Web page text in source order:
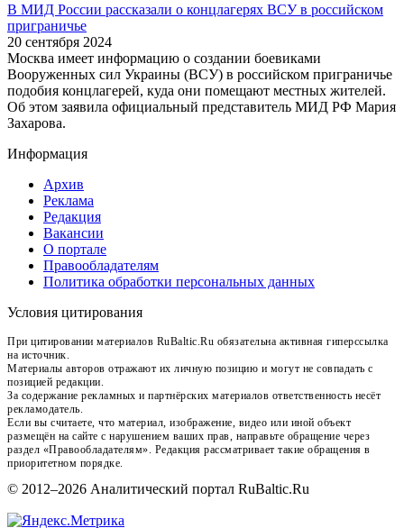
В МИД России рассказали о концлагерях ВСУ в российском
приграничье
20 сентября 2024
Москва имеет информацию о создании боевиками
Вооруженных сил Украины (ВСУ) в российском приграничье
подобия концлагерей, куда они помещают местных жителей.
Об этом заявила официальный представитель МИД РФ Мария
Захарова.
Информация
Архив
Реклама
Редакция
Вакансии
О портале
Правообладателям
Политика обработки персональных данных
Условия цитирования
При цитировании материалов RuBaltic.Ru обязательна активная гиперссылка
на источник.
Материалы авторов отражают их личную позицию и могут не совпадать с
позицией редакции.
За содержание рекламных и партнёрских материалов ответственность несёт
рекламодатель.
Если вы считаете, что материал, изображение, видео или иной объект
размещён на сайте с нарушением ваших прав, направьте обращение через
раздел «Правообладателям». Редакция рассматривает такие обращения в
приоритетном порядке.
© 2012–2026 Аналитический портал RuBaltic.Ru